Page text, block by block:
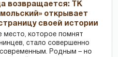
возвращается: ТК
открывает
своей истории
место, которое помнят
стало совершенно
Родным – но